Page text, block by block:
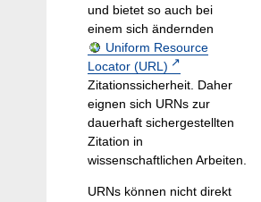
und bietet so auch bei
einem sich ändernden
Uniform Resource
Locator (URL)
Zitationssicherheit. Daher
eignen sich URNs zur
dauerhaft sichergestellten
Zitation in
wissenschaftlichen Arbeiten.
URNs können nicht direkt